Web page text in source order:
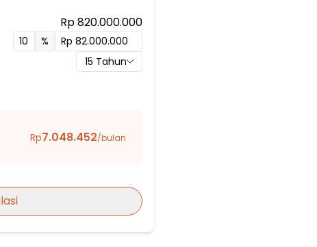
Hikmah
Rp 820.000.000
%
15 Tahun
Rp7.048.452/bulan